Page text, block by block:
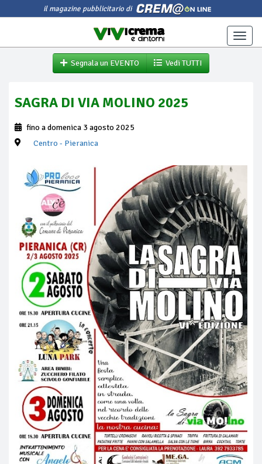
il magazine pubblicitario di
Toggle
Segnala un EVENTO
Vedi TUTTI
SAGRA DI VIA MOLINO 2025
fino a domenica 3 agosto 2025
Centro - Pieranica